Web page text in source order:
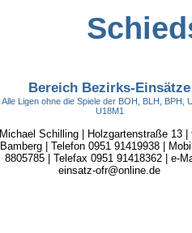
Bereich Bezirks-Einsätze
Alle Ligen ohne die Spiele der BOH, BLH, BPH,
U18M1
Michael Schilling | Holzgartenstraße 13 |
Bamberg | Telefon 0951 91419938 |
8805785 | Telefax 0951 91418362 | e-
einsatz-ofr@online.de